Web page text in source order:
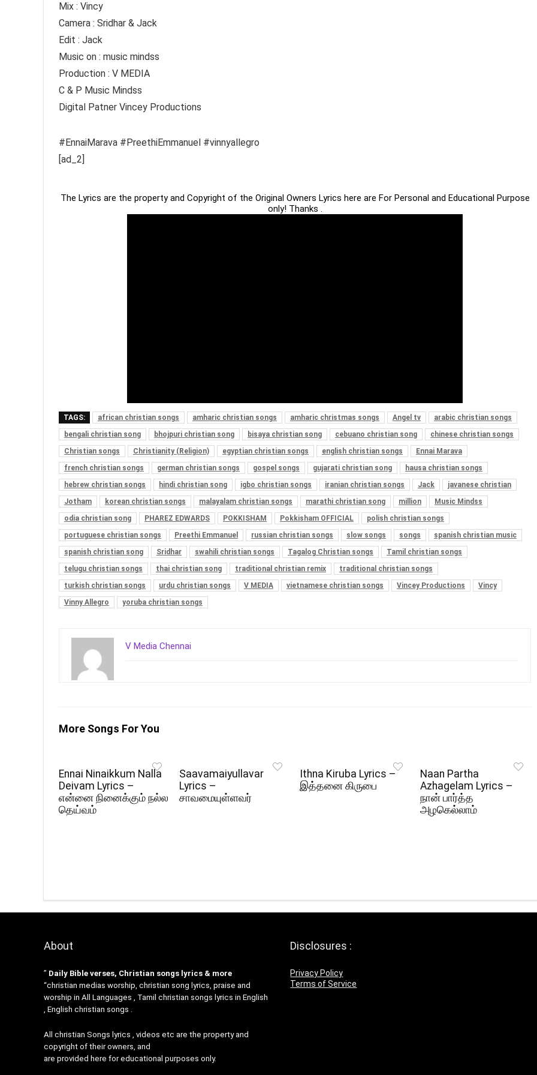
Mix : Vincy
Camera : Sridhar & Jack
Edit : Jack
Music on : music mindss
Production : V MEDIA
C & P Music Mindss
Digital Patner Vincey Productions
#EnnaiMarava #PreethiEmmanuel #vinnyallegro
[ad_2]
The Lyrics are the property and Copyright of the Original Owners Lyrics here are For Personal and Educational Purpose
only! Thanks .
TAGS: african christian songs amharic christian songs amharic christmas songs Angel tv
arabic christian songs
bengali christian song
bhojpuri christian song bisaya christian song cebuano christian song
chinese christian songs
Christian songs
Christianity (Religion) egyptian christian songs english christian songs
Ennai Marava
french christian songs
german christian songs gospel songs gujarati christian song
hausa christian songs
hebrew christian songs
hindi christian song igbo christian songs iranian christian songs Jack
javanese christian
Jotham
korean christian songs malayalam christian songs marathi christian song million
Music Mindss
odia christian song
PHAREZ EDWARDS POKKISHAM Pokkisham OFFICIAL
polish christian songs
portuguese christian songs
Preethi Emmanuel russian christian songs slow songs songs
spanish christian music
spanish christian song
Sridhar swahili christian songs Tagalog Christian songs
Tamil christian songs
telugu christian songs
thai christian song traditional christian remix
traditional christian songs
turkish christian songs
urdu christian songs V MEDIA vietnamese christian songs Vincey Productions
Vincy
Vinny Allegro
yoruba christian songs
V Media Chennai
More Songs For You
Ennai Ninaikkum Nalla
Deivam Lyrics –
என்னை நினைக்கும் நல்ல
தெய்வம்
Saavamaiyullavar
Lyrics –
சாவமையுள்ளவர்
Ithna Kiruba Lyrics –
இத்தனை கிருபை
Naan Partha
Azhagelam Lyrics –
நான் பார்த்த
அழகெல்லாம்
About
” Daily Bible verses, Christian songs lyrics & more
“christian medias worship, christian song lyrics, praise and
worship in All Languages , Tamil christian songs lyrics in English
, English christian songs .
All christian Songs lyrics , videos etc are the property and
copyright of their owners, and
are provided here for educational purposes only.
Disclosures :
Privacy Policy
Terms of Service